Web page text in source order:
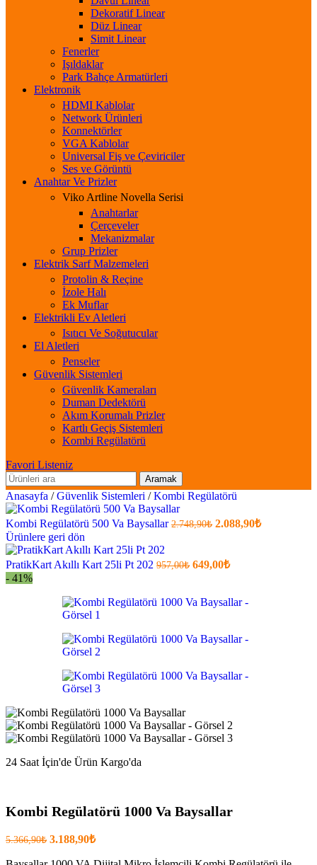
Dekoratif Linear
Düz Linear
Simit Linear
Fenerler
Işıldaklar
Park Bahçe Armatürleri
Elektronik
HDMI Kablolar
Network Ürünleri
Konnektörler
VGA Kablolar
Universal Fiş ve Çeviriciler
Ses ve Görüntü
Anahtar Ve Prizler
Viko Artline Novella Serisi
Anahtarlar
Çerçeveler
Mekanizmalar
Grup Prizler
Elektrik Sarf Malzemeleri
Protolin & Reçine
İzole Halı
Ek Muflar
Elektrikli Ev Aletleri
Isıtıcı Ve Soğutucular
El Aletleri
Penseler
Güvenlik Sistemleri
Güvenlik Kameraları
Duman Dedektörü
Akım Korumalı Prizler
Kartlı Geçiş Sistemleri
Kombi Regülatörü
Favori Listeniz
Aramak
Anasayfa / Güvenlik Sistemleri / Kombi Regülatörü
Kombi Regülatörü 500 Va Baysallar2.748,90₺ Orijinal
2.088,90₺Şu
Ürünlere geri dön
PratikKart Akıllı Kart 25li Pt 202 957,00₺ Orijinal
649,00₺Şu
649,00₺
- 41%
24 Saat İçin'de Ürün Kargo'da
Kombi Regülatörü 1000 Va Baysallar
5.366,90₺ Orijinal
3.188,90₺Şu
fiyat: